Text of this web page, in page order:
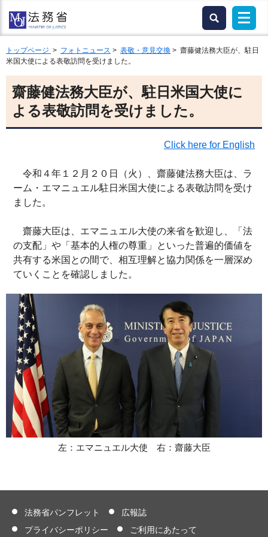
トップページ > フォトニュース > 表敬・意見交換 > 齋藤健法務大臣が、駐日
米国大使による表敬訪問を受けました。
齋藤健法務大臣が、駐日米国大使に
よる表敬訪問を受けました。
Click here for English
令和４年１２月２０日（火）、齋藤健法務大臣は、ラ
ーム・エマニュエル駐日米国大使による表敬訪問を受け
ました。
齋藤大臣は、エマニュエル大使の来省を歓迎し、「法
の支配」や「基本的人権の尊重」といった普遍的価値を
共有する米国との間で、相互理解と協力関係を一層深め
ていくことを確認しました。
左：エマニュエル大使 右：齋藤大臣
法務省パンフレット
広報誌
プライバシーポリシー
ご利用にあたって